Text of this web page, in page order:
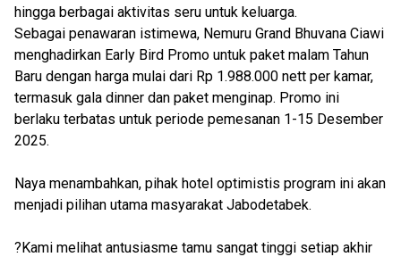
hingga berbagai aktivitas seru untuk keluarga.
Sebagai penawaran istimewa, Nemuru Grand Bhuvana Ciawi
menghadirkan Early Bird Promo untuk paket malam Tahun
Baru dengan harga mulai dari Rp 1.988.000 nett per kamar,
termasuk gala dinner dan paket menginap. Promo ini
berlaku terbatas untuk periode pemesanan 1-15 Desember
2025.
Naya menambahkan, pihak hotel optimistis program ini akan
menjadi pilihan utama masyarakat Jabodetabek.
?Kami melihat antusiasme tamu sangat tinggi setiap akhir